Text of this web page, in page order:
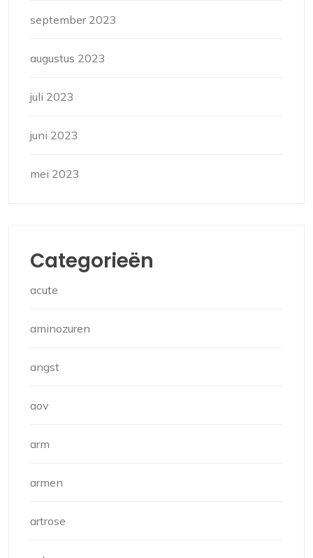
september 2023
augustus 2023
juli 2023
juni 2023
mei 2023
Categorieën
acute
aminozuren
angst
aov
arm
armen
artrose